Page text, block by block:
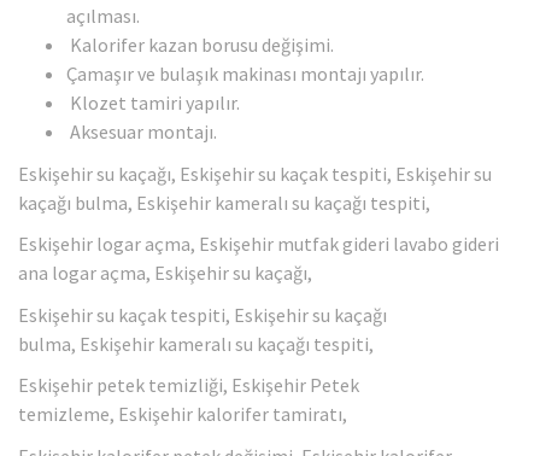
açılması.
Kalorifer kazan borusu değişimi.
Çamaşır ve bulaşık makinası montajı yapılır.
Klozet tamiri yapılır.
Aksesuar montajı.
Eskişehir su kaçağı, Eskişehir su kaçak tespiti, Eskişehir su
kaçağı bulma, Eskişehir kameralı su kaçağı tespiti,
Eskişehir logar açma, Eskişehir mutfak gideri lavabo gideri
ana logar açma, Eskişehir su kaçağı,
Eskişehir su kaçak tespiti, Eskişehir su kaçağı
bulma, Eskişehir kameralı su kaçağı tespiti,
Eskişehir petek temizliği, Eskişehir Petek
temizleme, Eskişehir kalorifer tamiratı,